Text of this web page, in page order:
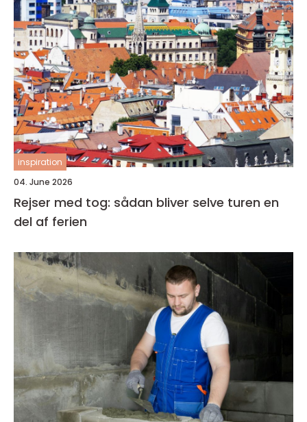
inspiration
04. June 2026
Rejser med tog: sådan bliver selve turen en
del af ferien